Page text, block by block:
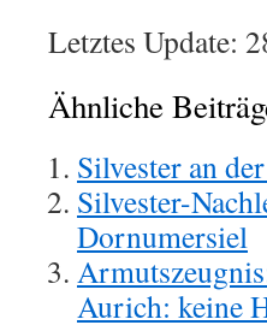
Letztes Update:
Ähnliche
Silvester an
Silvester-
Dornumersiel
Aurich: keine